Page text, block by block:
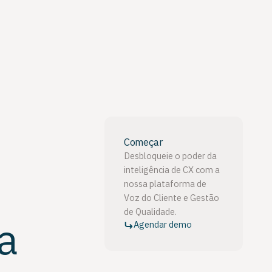
Começar
Desbloqueie o poder da
inteligência de CX com a
nossa plataforma de
Voz do Cliente e Gestão
de Qualidade.
Agendar demo